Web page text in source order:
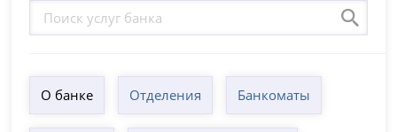
О банке Отделения Банкоматы